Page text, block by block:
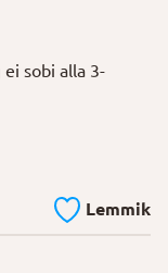
sobi alla 3-
Lemmik